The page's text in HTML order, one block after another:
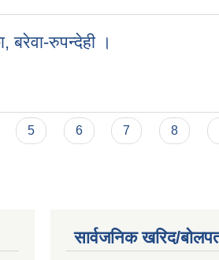
बरेवा-रुपन्देही ।
5 6 7 8
सार्वजनिक खरिद/